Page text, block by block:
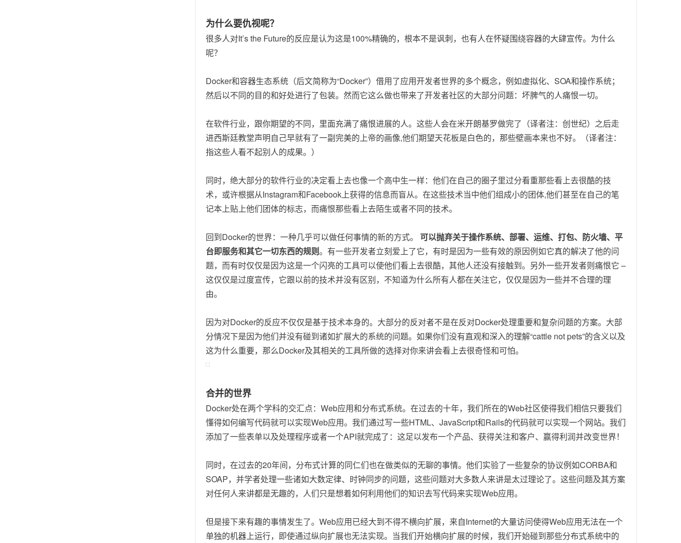
为什么要仇视呢？
很多人对It’s the Future的反应是认为这是100%精确的，根本不是讽刺，也有人在怀疑围绕容器的大肆宣传。为什么
呢？
Docker和容器生态系统（后文简称为“Docker”）借用了应用开发者世界的多个概念，例如虚拟化、SOA和操作系统；
然后以不同的目的和好处进行了包装。然而它这么做也带来了开发者社区的大部分问题：坏脾气的人痛恨一切。
在软件行业，跟你期望的不同，里面充满了痛恨进展的人。这些人会在米开朗基罗做完了（译者注：创世纪）之后走
进西斯廷教堂声明自己早就有了一副完美的上帝的画像,他们期望天花板是白色的，那些壁画本来也不好。（译者注：
指这些人看不起别人的成果。）
同时，绝大部分的软件行业的决定看上去也像一个高中生一样：他们在自己的圈子里过分看重那些看上去很酷的技
术，或许根据从Instagram和Facebook上获得的信息而盲从。在这些技术当中他们组成小的团体,他们甚至在自己的笔
记本上贴上他们团体的标志，而痛恨那些看上去陌生或者不同的技术。
回到Docker的世界：一种几乎可以做任何事情的新的方式。 可以抛弃关于操作系统、部署、运维、打包、防火墙、平
台即服务和其它一切东西的规则。有一些开发者立刻爱上了它，有时是因为一些有效的原因例如它真的解决了他的问
题，而有时仅仅是因为这是一个闪亮的工具可以使他们看上去很酷，其他人还没有接触到。另外一些开发者则痛恨它 –
这仅仅是过度宣传，它跟以前的技术并没有区别，不知道为什么所有人都在关注它，仅仅是因为一些并不合理的理
由。
因为对Docker的反应不仅仅是基于技术本身的。大部分的反对者不是在反对Docker处理重要和复杂问题的方案。大部
分情况下是因为他们并没有碰到诸如扩展大的系统的问题。如果你们没有直观和深入的理解“cattle not pets”的含义以及
这为什么重要，那么Docker及其相关的工具所做的选择对你来讲会看上去很奇怪和可怕。
合并的世界
Docker处在两个学科的交汇点：Web应用和分布式系统。在过去的十年，我们所在的Web社区使得我们相信只要我们
懂得如何编写代码就可以实现Web应用。我们通过写一些HTML、JavaScript和Rails的代码就可以实现一个网站。我们
添加了一些表单以及处理程序或者一个API就完成了：这足以发布一个产品、获得关注和客户、赢得利润并改变世界！
同时，在过去的20年间，分布式计算的同仁们也在做类似的无聊的事情。他们实验了一些复杂的协议例如CORBA和
SOAP，并学者处理一些诸如大数定律、时钟同步的问题，这些问题对大多数人来讲是太过理论了。这些问题及其方案
对任何人来讲都是无趣的，人们只是想着如何利用他们的知识去写代码来实现Web应用。
但是接下来有趣的事情发生了。Web应用已经大到不得不横向扩展，来自Internet的大量访问使得Web应用无法在一个
单独的机器上运行，即使通过纵向扩展也无法实现。当我们开始横向扩展的时候，我们开始碰到那些分布式系统中的